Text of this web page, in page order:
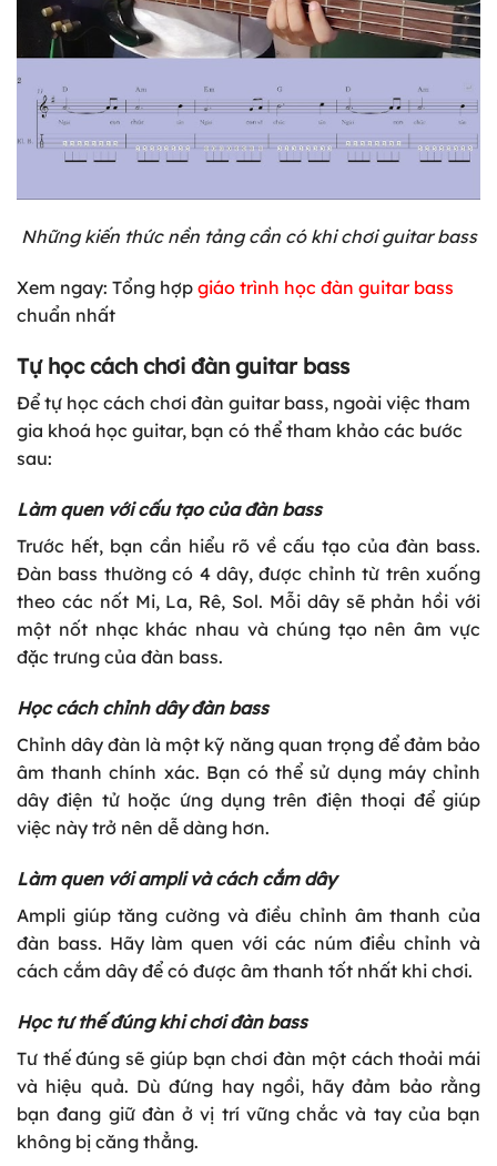
Những kiến thức nền tảng cần có khi chơi guitar bass
Xem ngay: Tổng hợp giáo trình học đàn guitar bass
chuẩn nhất
Tự học cách chơi đàn guitar bass
Để tự học cách chơi đàn guitar bass, ngoài việc tham
gia khoá học guitar, bạn có thể tham khảo các bước
sau:
Làm quen với cấu tạo của đàn bass
Trước hết, bạn cần hiểu rõ về cấu tạo của đàn bass.
Đàn bass thường có 4 dây, được chỉnh từ trên xuống
theo các nốt Mi, La, Rê, Sol. Mỗi dây sẽ phản hồi với
một nốt nhạc khác nhau và chúng tạo nên âm vực
đặc trưng của đàn bass.
Học cách chỉnh dây đàn bass
Chỉnh dây đàn là một kỹ năng quan trọng để đảm bảo
âm thanh chính xác. Bạn có thể sử dụng máy chỉnh
dây điện tử hoặc ứng dụng trên điện thoại để giúp
việc này trở nên dễ dàng hơn.
Làm quen với ampli và cách cắm dây
Ampli giúp tăng cường và điều chỉnh âm thanh của
đàn bass. Hãy làm quen với các núm điều chỉnh và
cách cắm dây để có được âm thanh tốt nhất khi chơi.
Học tư thế đúng khi chơi đàn bass
Tư thế đúng sẽ giúp bạn chơi đàn một cách thoải mái
và hiệu quả. Dù đứng hay ngồi, hãy đảm bảo rằng
bạn đang giữ đàn ở vị trí vững chắc và tay của bạn
không bị căng thẳng.